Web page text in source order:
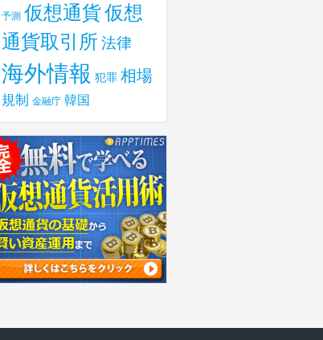
予測 仮想通貨仮想
通貨取引所 法律
海外情報 犯罪 相場
規制 金融庁 韓国